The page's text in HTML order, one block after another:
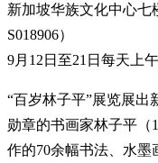
新加坡华族文化中心七
S018906）
9月12日至21日每天上
“百岁林子平”展览展出
勋章的书画家林子平（
作的70余幅书法、水